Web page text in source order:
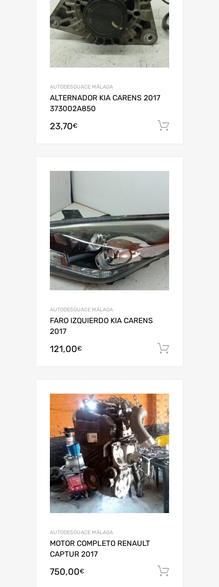
AUTODESGUACE MÁLAGA
ALTERNADOR KIA CARENS 2017
373002A850
23,70€
AUTODESGUACE MÁLAGA
FARO IZQUIERDO KIA CARENS
2017
121,00€
AUTODESGUACE MÁLAGA
MOTOR COMPLETO RENAULT
CAPTUR 2017
750,00€